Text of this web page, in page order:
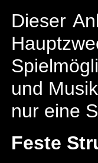
Dieser
und
nur eine
Feste